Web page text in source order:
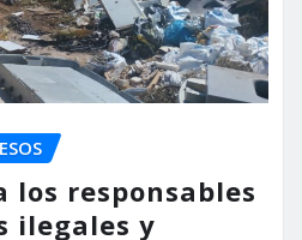
los responsables
ilegales y